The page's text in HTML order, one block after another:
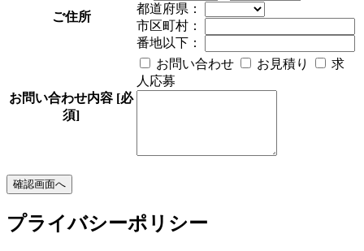
ご住所
都道府県：
市区町村：
番地以下：
お問い合わせ内容 [必
須]
お問い合わせ お見積り
求
人応募
プライバシーポリシー